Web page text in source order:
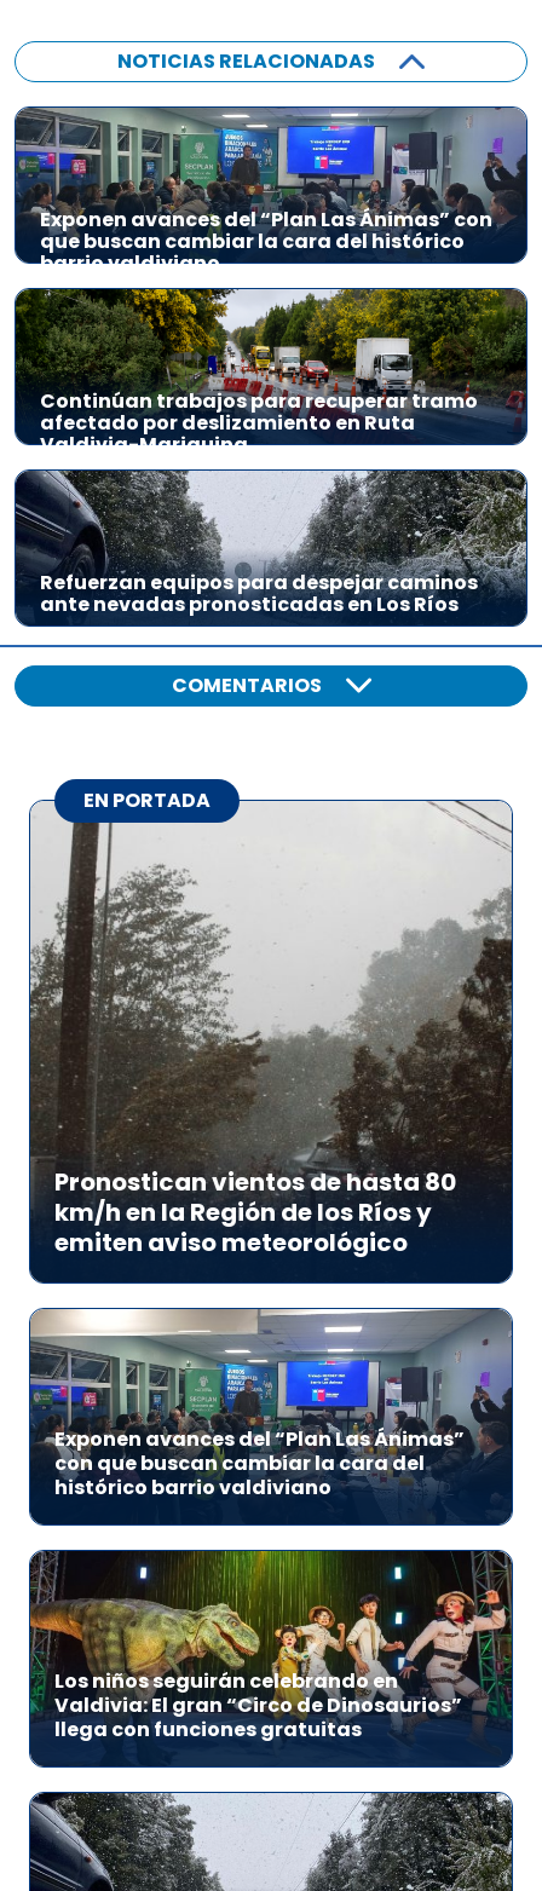
NOTICIAS RELACIONADAS
Exponen avances del “Plan Las Ánimas” con
que buscan cambiar la cara del histórico
barrio valdiviano
Continúan trabajos para recuperar tramo
afectado por deslizamiento en Ruta
Valdivia-Mariquina
Refuerzan equipos para despejar caminos
ante nevadas pronosticadas en Los Ríos
COMENTARIOS
EN PORTADA
Pronostican vientos de hasta 80
km/h en la Región de los Ríos y
emiten aviso meteorológico
Exponen avances del “Plan Las Ánimas”
con que buscan cambiar la cara del
histórico barrio valdiviano
Los niños seguirán celebrando en
Valdivia: El gran “Circo de Dinosaurios”
llega con funciones gratuitas